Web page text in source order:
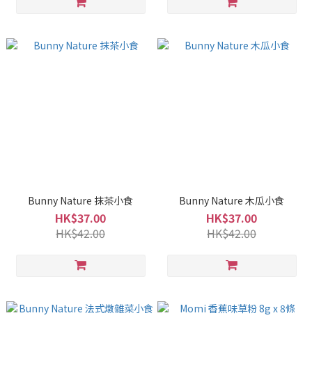
Bunny Nature 抹茶小食
HK$37.00
HK$42.00
Bunny Nature 木瓜小食
HK$37.00
HK$42.00